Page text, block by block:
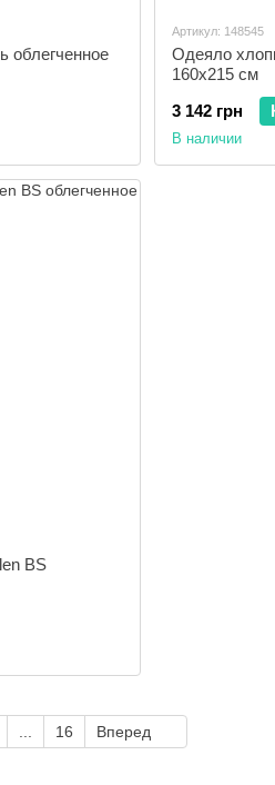
облегченное
Артикул: 148545
Одеяло
160x215 см
3 142 грн
В наличии
BS
16 Вперед